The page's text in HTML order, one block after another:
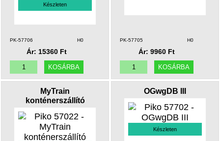
Készleten
PK-57706 H0
Ár: 15360 Ft
PK-57705 H0
Ár: 9960 Ft
MyTrain
konténerszállító
OGwgDB III
Készleten